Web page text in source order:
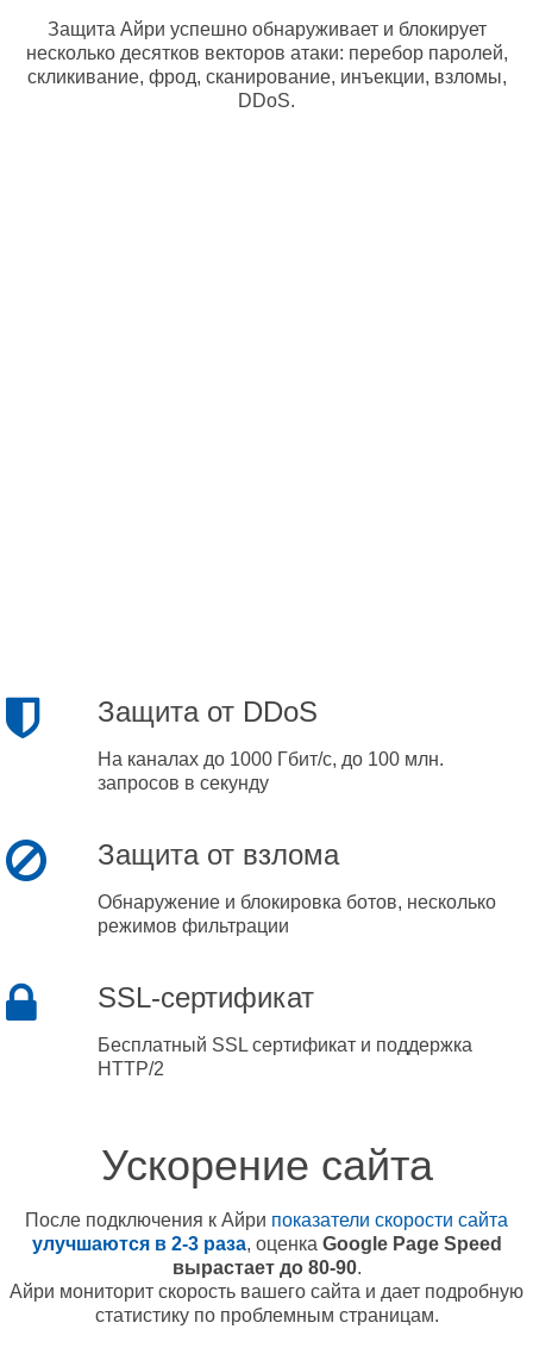
Защита Айри успешно обнаруживает и блокирует
несколько десятков векторов атаки: перебор паролей,
скликивание, фрод, сканирование, инъекции, взломы,
DDoS.
Защита от DDoS
На каналах до 1000 Гбит/с, до 100 млн.
запросов в секунду
Защита от взлома
Обнаружение и блокировка ботов, несколько
режимов фильтрации
SSL-сертификат
Бесплатный SSL сертификат и поддержка
HTTP/2
Ускорение сайта
После подключения к Айри показатели скорости сайта
улучшаются в 2-3 раза, оценка Google Page Speed
вырастает до 80-90.
Айри мониторит скорость вашего сайта и дает подробную
статистику по проблемным страницам.